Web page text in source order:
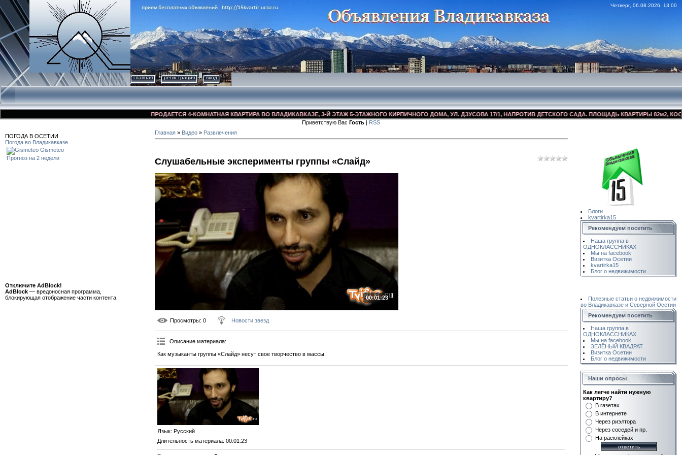
Четверг, 06.08.2026, 13:00
главная регистрация вход
ПРОДАЕТСЯ 4-КОМНАТНАЯ КВАРТИРА ВО ВЛАДИКАВКАЗЕ, 3-Й ЭТАЖ 5-ЭТАЖНОГО КИРПИЧНОГО ДОМА, УЛ. ДЗУСОВА 17/1, НАПРОТИВ ДЕТСКОГО САДА. ПЛОЩАДЬ КВАРТИРЫ 82м2,
Приветствую Вас Гость | RSS
ПОГОДА В ОСЕТИИ
Погода во Владикавказе
Gismeteo
Прогноз на 2 недели
Отключите AdBlock!
AdBlock — вредоносная программа,
блокирующая отображение части контента.
Главная » Видео » Развлечения
Слушабельные эксперименты группы «Слайд»
00:01:23
Просмотры: 0 Новости звезд
Описание материала:
Как музыканты группы «Слайд» несут свое творчество в массы.
Язык: Русский
Длительность материала: 00:01:23
Блоги
kvartirka15
Рекомендуем посетить
Наша группа в
ОДНОКЛАССНИКАХ
Мы на facebook
Визитка Осетии
kvartirka15
Блог о недвижимости
Полезные статьи о недвижимости
во Владикавказе и Северной Осетии
Рекомендуем посетить
Наша группа в
ОДНОКЛАССНИКАХ
Мы на facebook
ЗЕЛЁНЫЙ КВАДРАТ
Визитка Осетии
Блог о недвижимости
Наши опросы
Как легче найти нужную
квартиру?
В газетах
В интернете
Через риэлтора
Через соседей и пр.
На расклейках